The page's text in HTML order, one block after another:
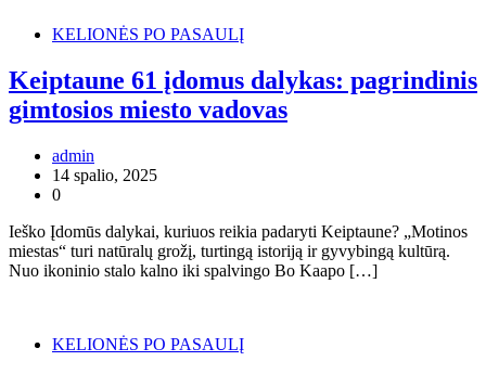
KELIONĖS PO PASAULĮ
Keiptaune 61 įdomus dalykas: pagrindinis
gimtosios miesto vadovas
admin
14 spalio, 2025
0
Ieško Įdomūs dalykai, kuriuos reikia padaryti Keiptaune? „Motinos
miestas“ turi natūralų grožį, turtingą istoriją ir gyvybingą kultūrą.
Nuo ikoninio stalo kalno iki spalvingo Bo Kaapo […]
KELIONĖS PO PASAULĮ